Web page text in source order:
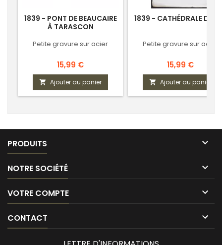
1839 - PONT DE BEAUCAIRE
À TARASCON
Petite gravure sur acier
Prix
15,99 €
 Ajouter au panier
1839 - CATHÉDRALE
Petite gravure sur acier
Prix
15,99 €
 Ajouter au panier
PRODUITS 
NOTRE SOCIÉTÉ 
VOTRE COMPTE 
CONTACT 